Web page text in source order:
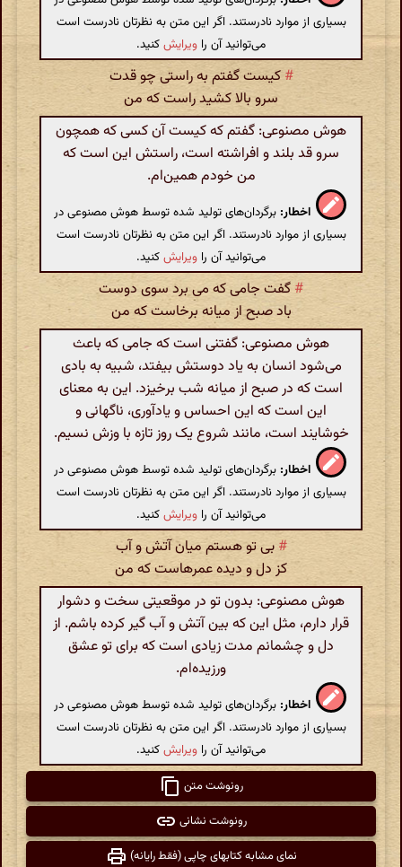
بسیاری از موارد نادرستند. اگر این متن به نظرتان نادرست است
می‌توانید آن را ویرایشکنید.
# کیست گفتم به راستی چو قدت
سرو بالا کشید راست که من
هوش مصنوعی: گفتم که کیست آن کسی که همچون
سرو قد بلند و افراشته است، راستش این است که
من خودم همین‌ام.
اخطار: برگردان‌های تولید شده توسط هوش مصنوعی در
بسیاری از موارد نادرستند. اگر این متن به نظرتان نادرست است
می‌توانید آن را ویرایشکنید.
# گفت جامی که می برد سوی دوست
باد صبح از میانه برخاست که من
هوش مصنوعی: گفتنی است که جامی که باعث
می‌شود انسان به یاد دوستش بیفتد، شبیه به بادی
است که در صبح از میانه شب برخیزد. این به معنای
این است که این احساس و یادآوری، ناگهانی و
خوشایند است، مانند شروع یک روز تازه با وزش نسیم.
اخطار: برگردان‌های تولید شده توسط هوش مصنوعی در
بسیاری از موارد نادرستند. اگر این متن به نظرتان نادرست است
می‌توانید آن را ویرایشکنید.
# بی تو هستم میان آتش و آب
کز دل و دیده عمرهاست که من
هوش مصنوعی: بدون تو در موقعیتی سخت و دشوار
قرار دارم، مثل این که بین آتش و آب گیر کرده باشم. از
دل و چشمانم مدت زیادی است که برای تو عشق
ورزیده‌ام.
اخطار: برگردان‌های تولید شده توسط هوش مصنوعی در
بسیاری از موارد نادرستند. اگر این متن به نظرتان نادرست است
می‌توانید آن را ویرایشکنید.
رونوشت متن
رونوشت نشانی
نمای مشابه کتابهای چاپی (فقط رایانه)